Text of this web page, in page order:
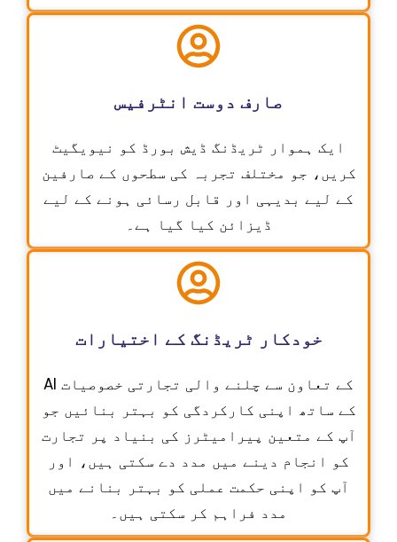
صارف دوست انٹرفیس
ایک ہموار ٹریڈنگ ڈیش بورڈ کو نیویگیٹ
کریں، جو مختلف تجربہ کی سطحوں کے صارفین
کے لیے بدیہی اور قابل رسائی ہونے کے لیے
ڈیزائن کیا گیا ہے۔
خودکار ٹریڈنگ کے اختیارات
AI کے تعاون سے چلنے والی تجارتی خصوصیات
کے ساتھ اپنی کارکردگی کو بہتر بنائیں جو
آپ کے متعین پیرامیٹرز کی بنیاد پر تجارت
کو انجام دینے میں مدد دے سکتی ہیں، اور
آپ کو اپنی حکمت عملی کو بہتر بنانے میں
مدد فراہم کر سکتی ہیں۔